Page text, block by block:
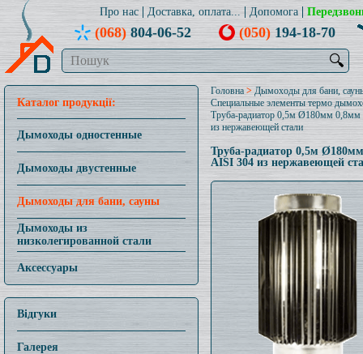
Про нас Доставка, оплата... Допомога
(068)804-06-52 (050)194-18-70
🔍
Каталог продукції:
Дымоходы одностенные
Дымоходы двустенные
Дымоходы для бани, сауны
Дымоходы из
низколегированной стали
Аксессуары
Відгуки
Галерея
Головна > Дымоходы для бани,
Специальные элементы термо
Труба-радиатор 0,5м Ø180мм
из нержавеющей стали
Труба-радиатор 0,5м
AISI 304 из нержавеющей